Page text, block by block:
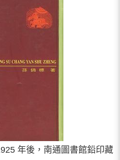
年後，南通圖書館鉛印藏